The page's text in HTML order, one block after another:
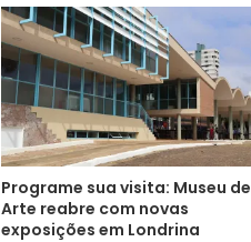
Programe sua visita: Museu de
Arte reabre com novas
exposições em Londrina